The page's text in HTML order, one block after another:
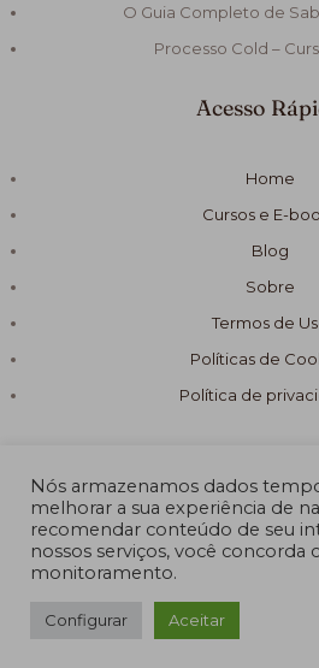
O Guia Completo de
Processo Cold –
Acesso
Home
Cursos e E-
Blog
Sobre
Termos de
Políticas de
Política de
© 2026 Fórmula
Nós armazenamos dados
melhorar a sua experiência de
recomendar conteúdo de seu
nossos serviços, você concorda
monitoramento.
Configurar Aceitar